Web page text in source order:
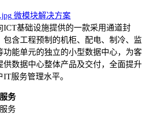
微模块解决方案
ICT基础设施提供的一款采用通道封
包含工程预制的机柜、配电、制冷、监
功能单元的独立的小型数据中心，为客
供数据中心整体产品及交付，全面提升
IT服务管理水平。
务
务